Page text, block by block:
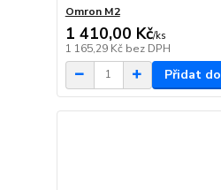
Omron M2
1 410,00 Kč/ks
1 165,29 Kč bez DPH
Přidat